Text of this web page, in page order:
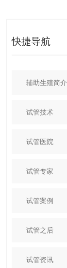
快捷导航
辅助生殖简介
试管技术
试管医院
试管专家
试管案例
试管之后
试管资讯